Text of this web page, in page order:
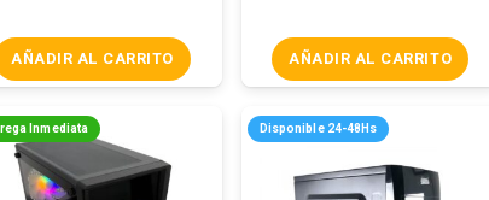
AÑADIR AL CARRITO AÑADIR AL CARRITO
Inmediata Disponible 24-48Hs